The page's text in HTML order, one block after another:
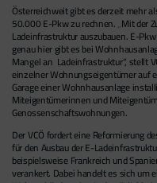
Österreichweit gibt es derzeit mehr
50.000 E-Pkw zu rechnen. „Mit der
Ladeinfrastruktur auszubauen. E-
genau hier gibt es bei
Mangel an Ladeinfrastruktur“, stellt
einzelner Wohnungseigentümer auf
Garage einer Wohnhausanlage
Miteigentümerinnen und
Genossenschaftswohnungen.
Der VCÖ fordert eine Reformierung
für den Ausbau der E-
beispielsweise Frankreich und
verankert. Dabei handelt es sich um